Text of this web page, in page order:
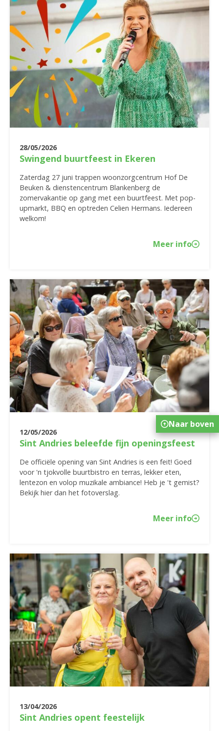
28/05/2026
Swingend buurtfeest in Ekeren
Zaterdag 27 juni trappen woonzorgcentrum Hof De
Beuken & dienstencentrum Blankenberg de
zomervakantie op gang met een buurtfeest. Met pop-
upmarkt, BBQ en optreden Celien Hermans. Iedereen
welkom!
Meer info
12/05/2026
Sint Andries beleefde fijn openingsfeest
De officiële opening van Sint Andries is een feit! Goed
voor 'n tjokvolle buurtbistro en terras, lekker eten,
lentezon en volop muzikale ambiance! Heb je 't gemist?
Bekijk hier dan het fotoverslag.
Meer info
13/04/2026
Sint Andries opent feestelijk
Naar boven